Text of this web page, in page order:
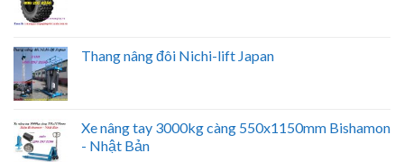
Thang nâng đôi Nichi-lift Japan
Xe nâng tay 3000kg càng 550x1150mm Bishamon
- Nhật Bản